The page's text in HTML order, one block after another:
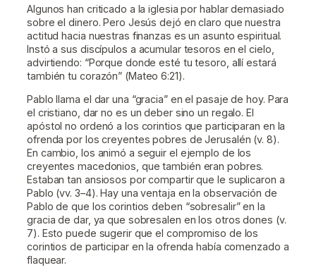
Algunos han criticado a la iglesia por hablar demasiado
sobre el dinero. Pero Jesús dejó en claro que nuestra
actitud hacia nuestras finanzas es un asunto espiritual.
Instó a sus discípulos a acumular tesoros en el cielo,
advirtiendo: “Porque donde esté tu tesoro, allí estará
también tu corazón” (Mateo 6:21).
Pablo llama el dar una “gracia” en el pasaje de hoy. Para
el cristiano, dar no es un deber sino un regalo. El
apóstol no ordenó a los corintios que participaran en la
ofrenda por los creyentes pobres de Jerusalén (v. 8).
En cambio, los animó a seguir el ejemplo de los
creyentes macedonios, que también eran pobres.
Estaban tan ansiosos por compartir que le suplicaron a
Pablo (vv. 3–4). Hay una ventaja en la observación de
Pablo de que los corintios deben “sobresalir” en la
gracia de dar, ya que sobresalen en los otros dones (v.
7). Esto puede sugerir que el compromiso de los
corintios de participar en la ofrenda había comenzado a
flaquear.